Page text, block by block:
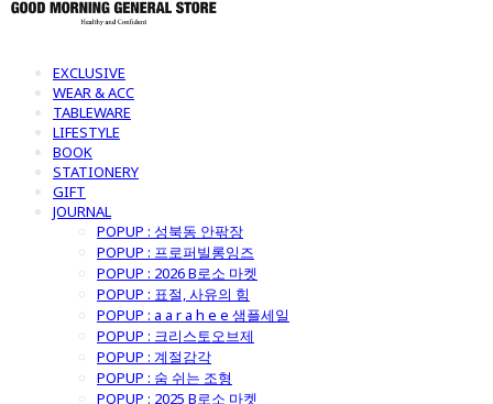
EXCLUSIVE
WEAR & ACC
TABLEWARE
LIFESTYLE
BOOK
STATIONERY
GIFT
JOURNAL
POPUP : 성북동 안팎장
POPUP : 프로퍼빌롱잉즈
POPUP : 2026 B로소 마켓
POPUP : 표절, 사유의 힘
POPUP : a a r a h e e 샘플세일
POPUP : 크리스토오브제
POPUP : 계절감각
POPUP : 숨 쉬는 조형
POPUP : 2025 B로소 마켓